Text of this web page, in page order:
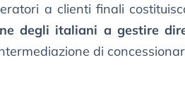
a clienti finali
degli italiani a gestire
di